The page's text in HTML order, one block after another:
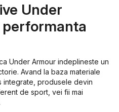
Under
Under Armour indeplineste un
Avand la baza materiale
integrate, produsele devin
de sport, vei fii mai